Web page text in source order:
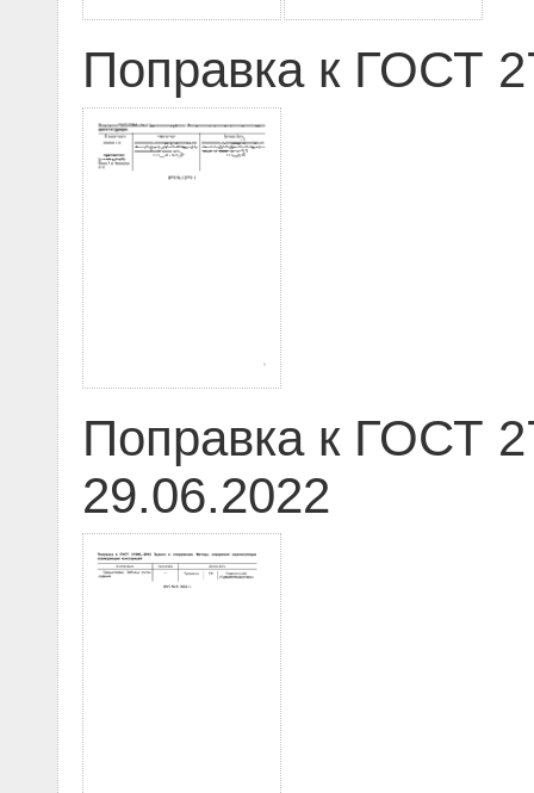
Поправка к ГОСТ
Поправка к ГОСТ
29.06.2022